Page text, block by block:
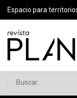
Espacio para
Buscar...